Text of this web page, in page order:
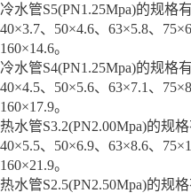
冷水管S5(PN1.25Mpa)的规格
40×3.7、50×4.6、63×5.8、
160×14.6。
冷水管S4(PN1.25Mpa)的规格
40×4.5、50×5.6、63×7.1、
160×17.9。
热水管S3.2(PN2.00Mpa)的规
40×5.5、50×6.9、63×8.6、
160×21.9。
热水管S2.5(PN2.50Mpa)的规